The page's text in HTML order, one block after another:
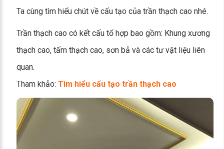
Ta cùng tìm hiểu chút về cấu tạo của trần thạch cao nhé.
Trần thạch cao có kết cấu tổ hợp bao gồm: Khung xương
thạch cao, tấm thạch cao, sơn bả và các tư vật liệu liên
quan.
Tham khảo: Tìm hiểu cấu tạo trần thạch cao